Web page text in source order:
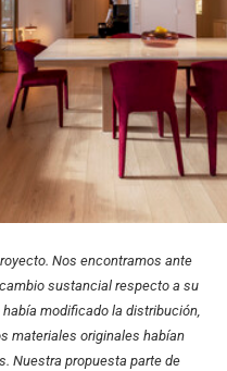
Nos encontramos ante
sustancial respecto a su
modificado la distribución,
materiales originales habían
Nuestra propuesta parte de